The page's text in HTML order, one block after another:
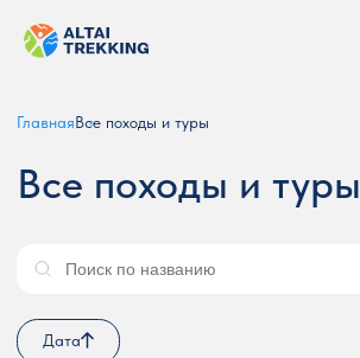
ГлавнаяВсе походы и туры
Все походы и туры
Дата